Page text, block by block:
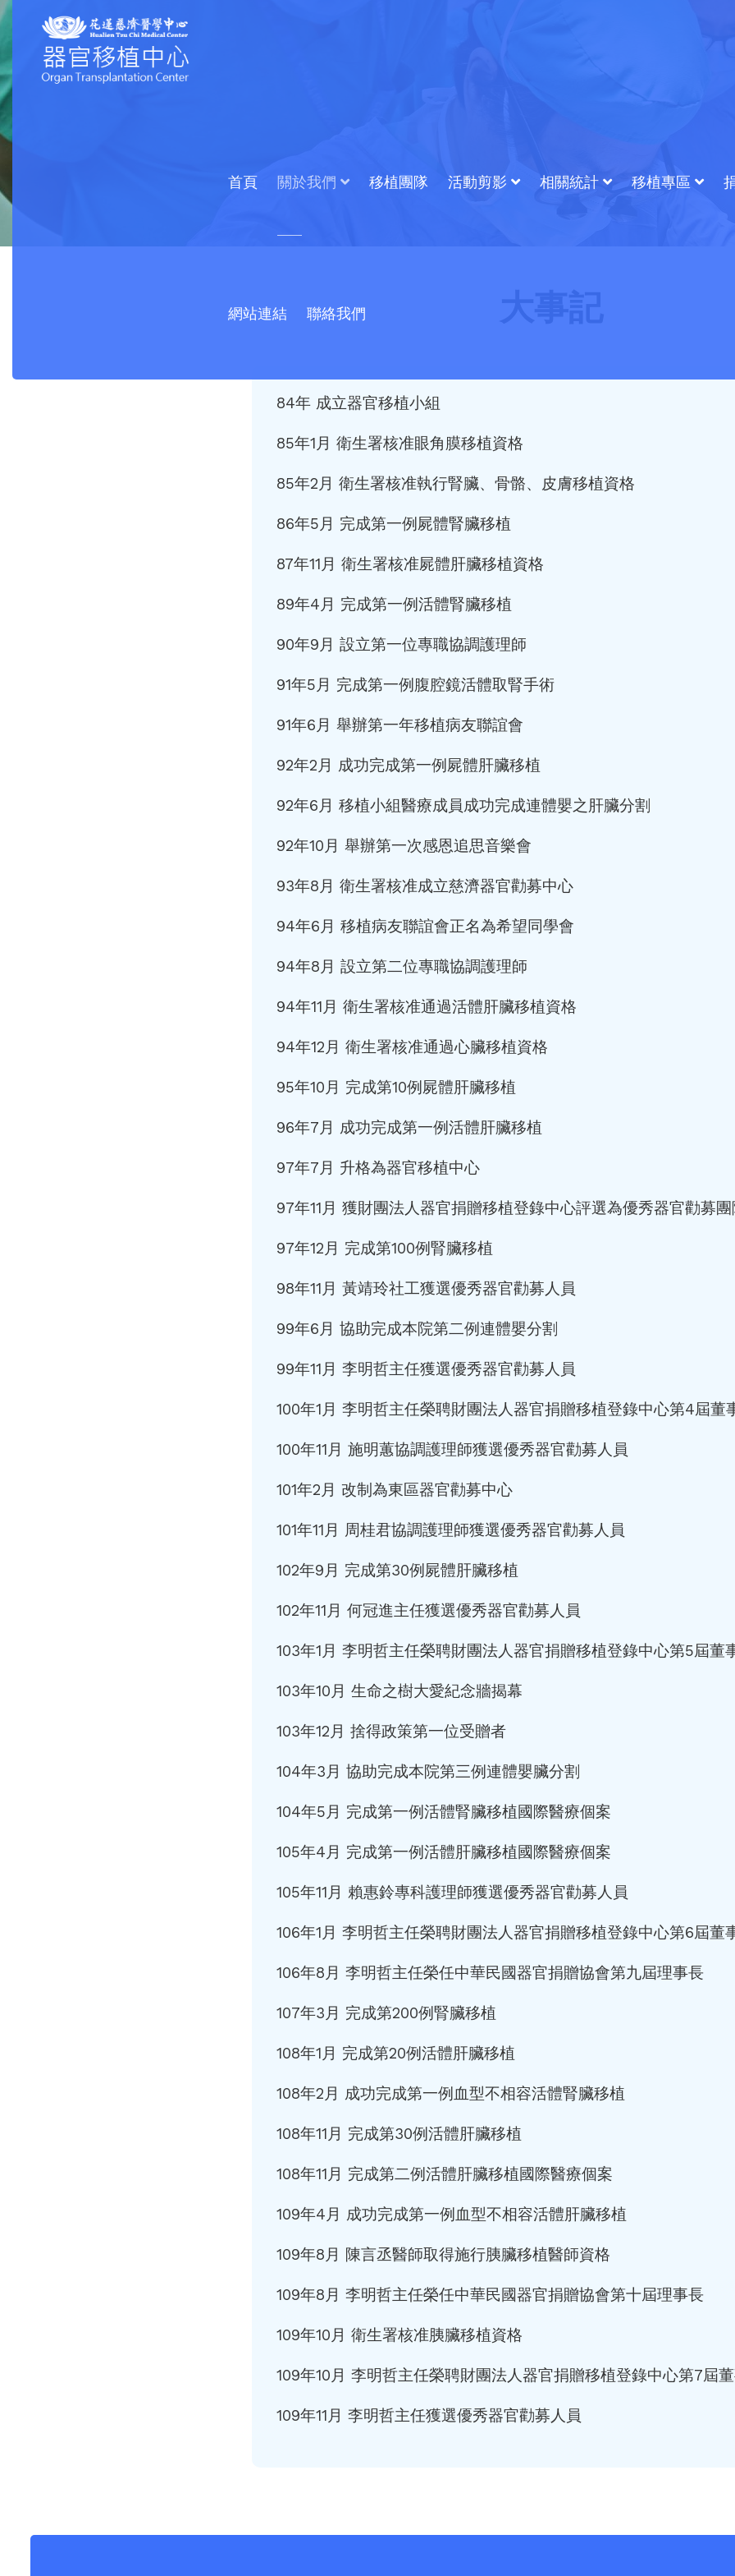
首頁 關於我們 移植團隊 活動剪影 相關統計 移植專區
網站連結 聯絡我們
84年 成立器官移植小組
85年1月 衛生署核准眼角膜移植資格
85年2月 衛生署核准執行腎臟、骨骼、皮膚移植資格
86年5月 完成第一例屍體腎臟移植
87年11月 衛生署核准屍體肝臟移植資格
89年4月 完成第一例活體腎臟移植
90年9月 設立第一位專職協調護理師
91年5月 完成第一例腹腔鏡活體取腎手術
91年6月 舉辦第一年移植病友聯誼會
92年2月 成功完成第一例屍體肝臟移植
92年6月 移植小組醫療成員成功完成連體嬰之肝臟分割
92年10月 舉辦第一次感恩追思音樂會
93年8月 衛生署核准成立慈濟器官勸募中心
94年6月 移植病友聯誼會正名為希望同學會
94年8月 設立第二位專職協調護理師
94年11月 衛生署核准通過活體肝臟移植資格
94年12月 衛生署核准通過心臟移植資格
95年10月 完成第10例屍體肝臟移植
96年7月 成功完成第一例活體肝臟移植
97年7月 升格為器官移植中心
97年11月 獲財團法人器官捐贈移植登錄中心評選為優秀器官勸募
97年12月 完成第100例腎臟移植
98年11月 黃靖玲社工獲選優秀器官勸募人員
99年6月 協助完成本院第二例連體嬰分割
99年11月 李明哲主任獲選優秀器官勸募人員
100年1月 李明哲主任榮聘財團法人器官捐贈移植登錄中心第4屆董
100年11月 施明蕙協調護理師獲選優秀器官勸募人員
101年2月 改制為東區器官勸募中心
101年11月 周桂君協調護理師獲選優秀器官勸募人員
102年9月 完成第30例屍體肝臟移植
102年11月 何冠進主任獲選優秀器官勸募人員
103年1月 李明哲主任榮聘財團法人器官捐贈移植登錄中心第5屆董
103年10月 生命之樹大愛紀念牆揭幕
103年12月 捨得政策第一位受贈者
104年3月 協助完成本院第三例連體嬰臟分割
104年5月 完成第一例活體腎臟移植國際醫療個案
105年4月 完成第一例活體肝臟移植國際醫療個案
105年11月 賴惠鈴專科護理師獲選優秀器官勸募人員
106年1月 李明哲主任榮聘財團法人器官捐贈移植登錄中心第6屆董
106年8月 李明哲主任榮任中華民國器官捐贈協會第九屆理事長
107年3月 完成第200例腎臟移植
108年1月 完成第20例活體肝臟移植
108年2月 成功完成第一例血型不相容活體腎臟移植
108年11月 完成第30例活體肝臟移植
108年11月 完成第二例活體肝臟移植國際醫療個案
109年4月 成功完成第一例血型不相容活體肝臟移植
109年8月 陳言丞醫師取得施行胰臟移植醫師資格
109年8月 李明哲主任榮任中華民國器官捐贈協會第十屆理事長
109年10月 衛生署核准胰臟移植資格
109年10月 李明哲主任榮聘財團法人器官捐贈移植登錄中心第7屆
109年11月 李明哲主任獲選優秀器官勸募人員